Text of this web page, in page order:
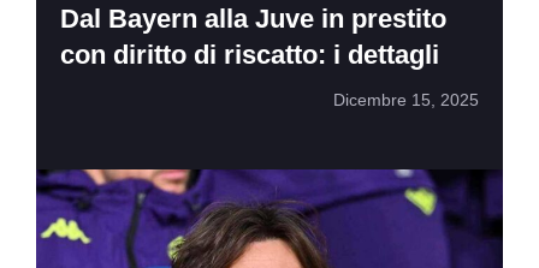
Dal Bayern alla Juve in prestito
con diritto di riscatto: i dettagli
Dicembre 15, 2025